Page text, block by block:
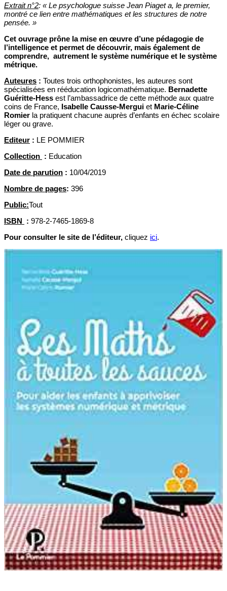
Extrait n°2: « Le psychologue suisse Jean Piaget a, le premier,
montré ce lien entre mathématiques et les structures de notre
pensée. »
Cet ouvrage prône la mise en œuvre d’une pédagogie de
l’intelligence et permet de découvrir, mais également de
comprendre, autrement le système numérique et le système
métrique.
Auteures : Toutes trois orthophonistes, les auteures sont
spécialisées en rééducation logicomathématique. Bernadette
Guéritte-Hess est l’ambassadrice de cette méthode aux quatre
coins de France, Isabelle Causse-Mergui et Marie-Céline
Romier la pratiquent chacune auprès d’enfants en échec scolaire
léger ou grave.
Editeur : LE POMMIER
Collection : Education
Date de parution : 10/04/2019
Nombre de pages: 396
Public:Tout
ISBN : 978-2-7465-1869-8
Pour consulter le site de l’éditeur, cliquez ici.